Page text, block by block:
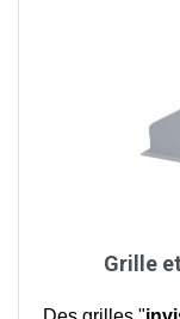
Grille